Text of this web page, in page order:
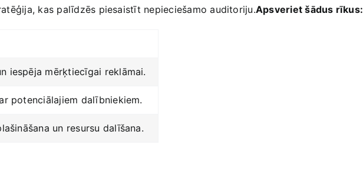
kas palīdzēs piesaistīt nepieciešamo auditoriju.Apsveriet šādus rīkus:
iespēja mērķtiecīgai reklāmai.
potenciālajiem dalībniekiem.
un resursu ‌dalīšana.